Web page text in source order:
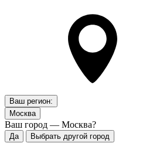
Ваш регион:
Москва
Ваш город — Москва?
Да Выбрать другой город